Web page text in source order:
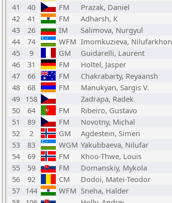
41
40 FM Prazak, Daniel
42
41 FM Adharsh, K
43
26 IM Salimova, Nurgyul
44
74 WFM Imomkuzieva, Nilufarkhon
45
9 GM Guidarelli, Laurent
46
31 FM Holtel, Jasper
47
66 FM Chakrabarty, Reyaansh
48
68 FM Manukyan, Sargis V.
49 158 Zadrapa, Radek
50
64 FM Ribeiro, Gustavo
51
89 FM Novotny, Michal
52
2 GM Agdestein, Simen
53
83 WGM Yakubbaeva, Nilufar
54
69 FM Khoo-Thwe, Louis
55
59 FM Domanskiy, Mykola
56
92 CM Dodoi, Matei-Teodor
57 144 WFM Sneha, Halder